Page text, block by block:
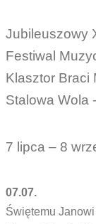
Jubileuszowy
Festiwal
Klasztor Braci
Stalowa Wola
7 lipca – 8
07.07.
Świętemu Janowi